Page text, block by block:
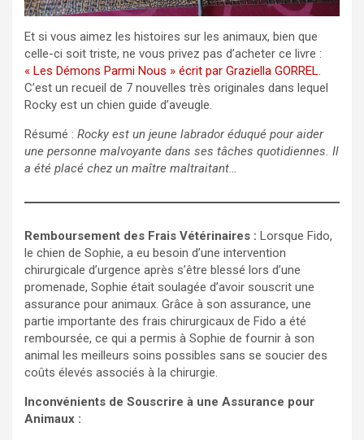
Et si vous aimez les histoires sur les animaux, bien que
celle-ci soit triste, ne vous privez pas d’acheter ce livre :
« Les Démons Parmi Nous » écrit par Graziella GORREL.
C’est un recueil de 7 nouvelles très originales dans lequel
Rocky est un chien guide d’aveugle.
Résumé : Rocky est un jeune labrador éduqué pour aider
une personne malvoyante dans ses tâches quotidiennes. Il
a été placé chez un maître maltraitant…
Remboursement des Frais Vétérinaires : Lorsque Fido,
le chien de Sophie, a eu besoin d’une intervention
chirurgicale d’urgence après s’être blessé lors d’une
promenade, Sophie était soulagée d’avoir souscrit une
assurance pour animaux. Grâce à son assurance, une
partie importante des frais chirurgicaux de Fido a été
remboursée, ce qui a permis à Sophie de fournir à son
animal les meilleurs soins possibles sans se soucier des
coûts élevés associés à la chirurgie.
Inconvénients de Souscrire à une Assurance pour
Animaux :